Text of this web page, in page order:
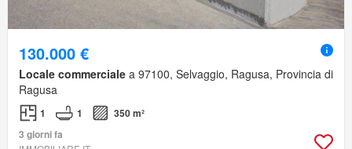
130.000 €
Locale commerciale a 97100, Selvaggio, Ragusa, Provincia di
Ragusa
1 1
350 m²
3 giorni fa